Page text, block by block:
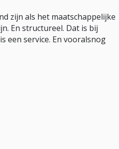
zijn als het maatschappelijke
En structureel. Dat is bij
een service. En vooralsnog